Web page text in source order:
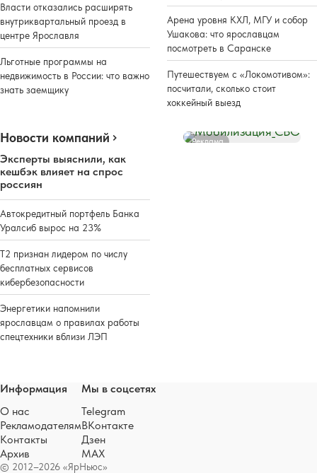
Власти отказались расширять
внутриквартальный проезд в
центре Ярославля
Льготные программы на
недвижимость в России: что важно
знать заемщику
Арена уровня КХЛ, МГУ и собор
Ушакова: что ярославцам
посмотреть в Саранске
Путешествуем с «Локомотивом»:
посчитали, сколько стоит
хоккейный выезд
Новости компаний
Эксперты выяснили, как
кешбэк влияет на спрос
россиян
Автокредитный портфель Банка
Уралсиб вырос на 23%
Т2 признан лидером по числу
бесплатных сервисов
кибербезопасности
Энергетики напомнили
ярославцам о правилах работы
спецтехники вблизи ЛЭП
Реклама
© 2012–2026 «ЯрНьюс»
Информация
О нас
Рекламодателям
Контакты
Архив
Мы в соцсетях
Telegram
ВКонтакте
Дзен
MAX